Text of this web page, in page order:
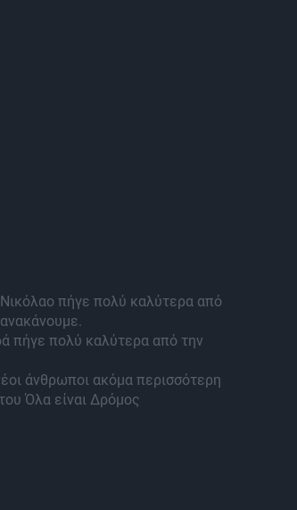
πήγε πολύ καλύτερα από
πήγε πολύ καλύτερα από την
άνθρωποι ακόμα περισσότερη
Όλα είναι Δρόμος